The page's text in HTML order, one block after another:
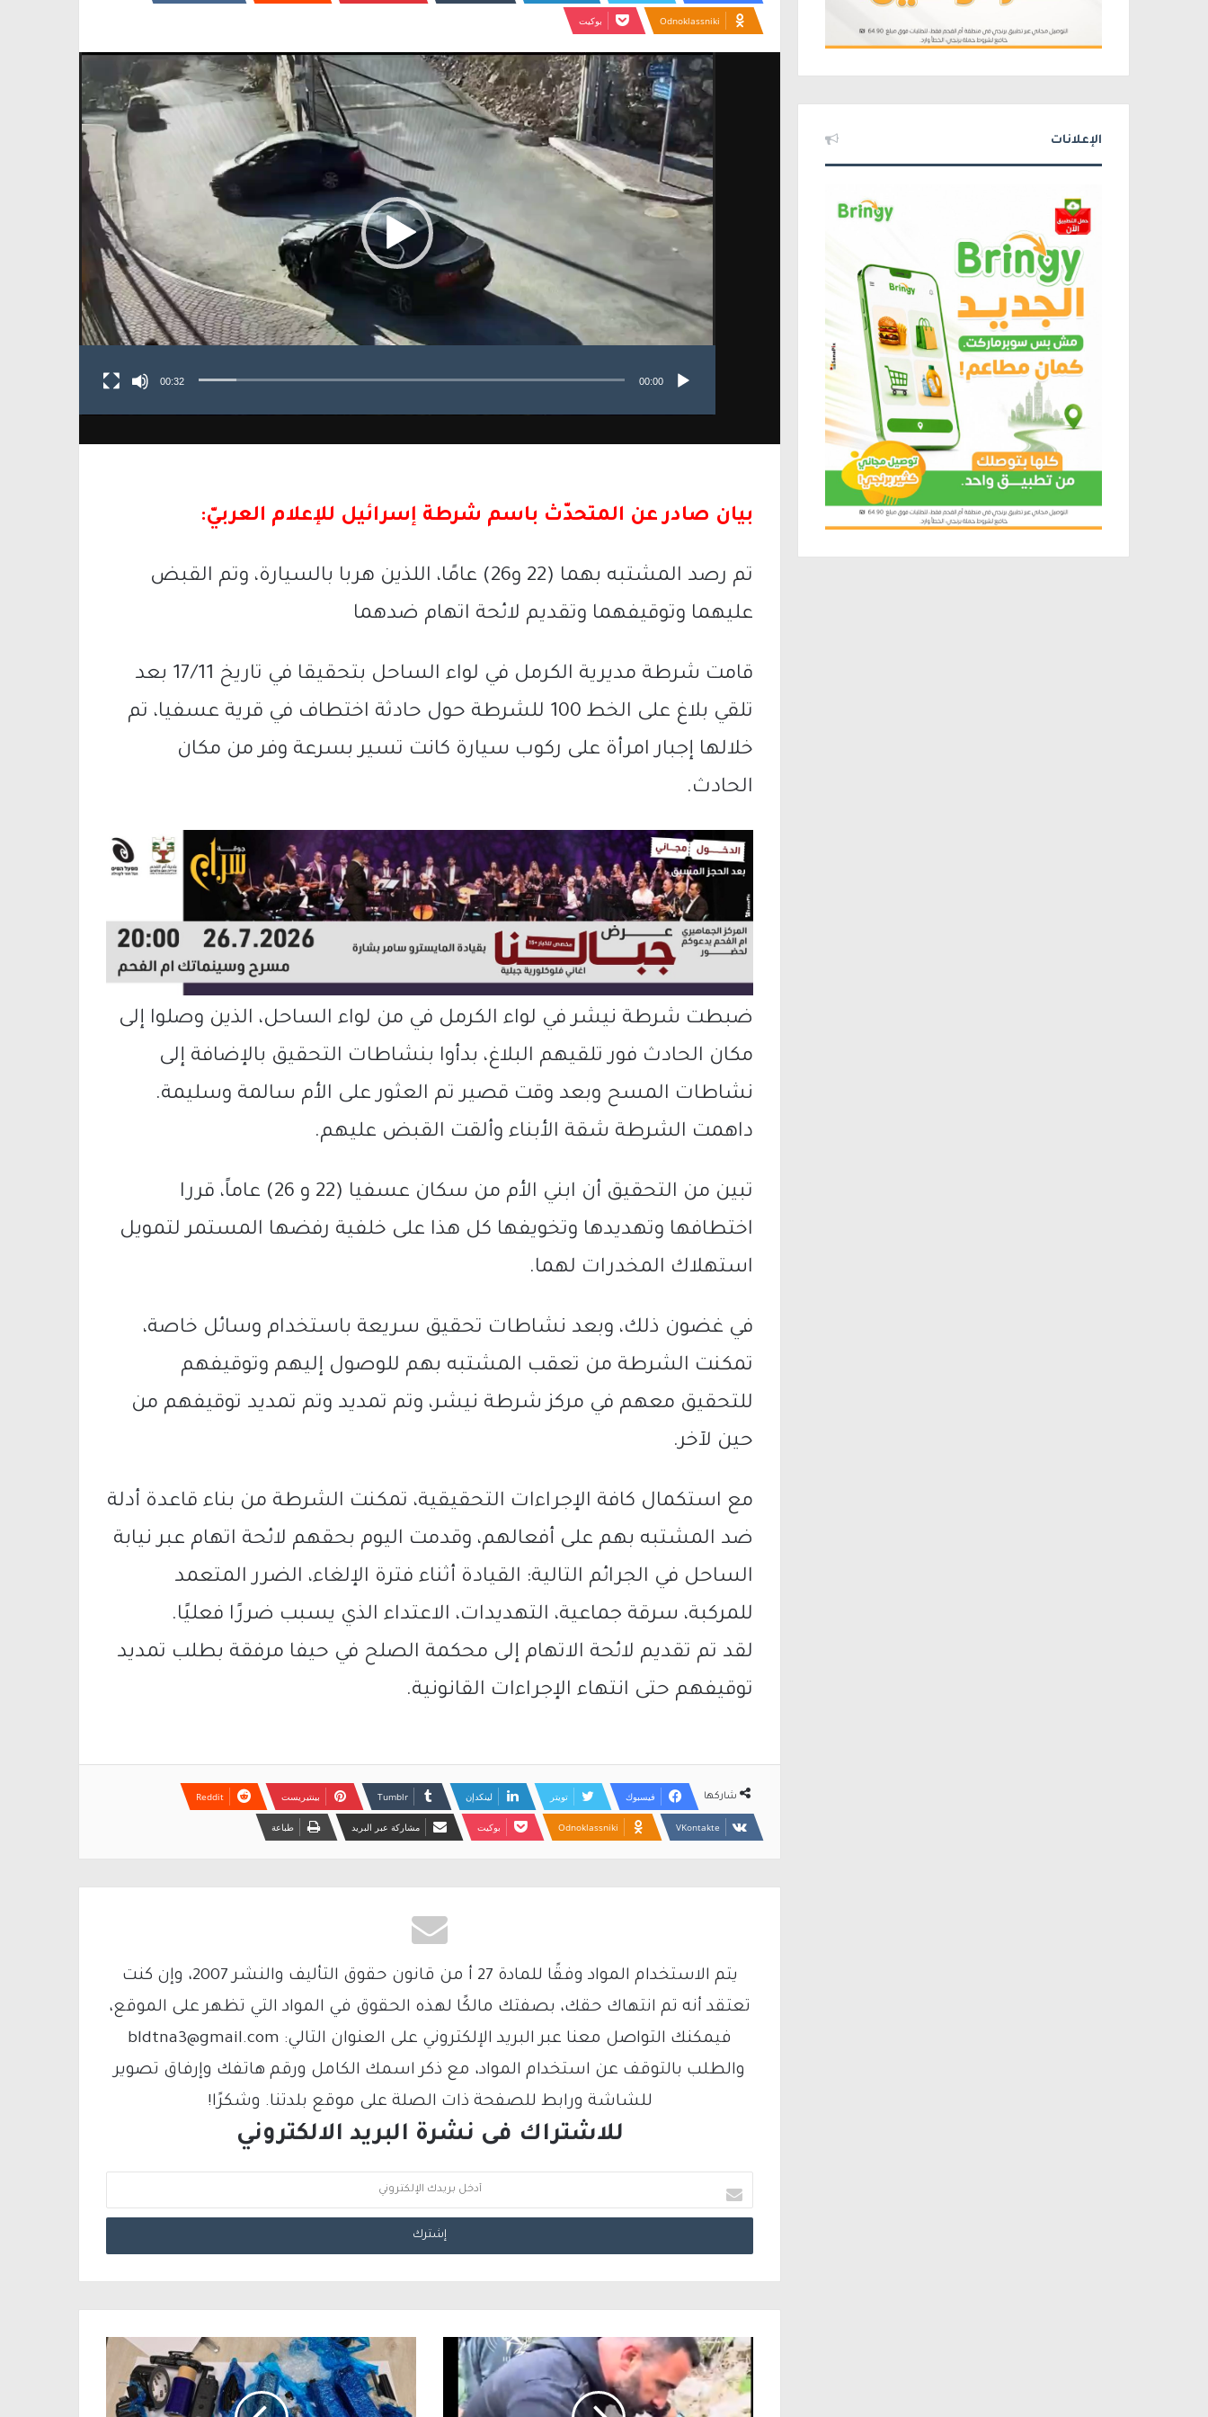
Odnoklassniki بوكيت
مشغل
الفيديو
00:00
00:32
بيان صادر عن المتحدّث باسم شرطة إسرائيل للإعلام العربيّ:
تم رصد المشتبه بهما (22 و26) عامًا، اللذين هربا بالسيارة، وتم القبض
عليهما وتوقيفهما وتقديم لائحة اتهام ضدهما
قامت شرطة مديرية الكرمل في لواء الساحل بتحقيقا في تاريخ 17/11 بعد
تلقي بلاغ على الخط 100 للشرطة حول حادثة اختطاف في قرية عسفيا، تم
خلالها إجبار امرأة على ركوب سيارة كانت تسير بسرعة وفر من مكان
الحادث.
ضبطت شرطة نيشر في لواء الكرمل في من لواء الساحل، الذين وصلوا إلى
مكان الحادث فور تلقيهم البلاغ، بدأوا بنشاطات التحقيق بالإضافة إلى
نشاطات المسح وبعد وقت قصير تم العثور على الأم سالمة وسليمة.
داهمت الشرطة شقة الأبناء وألقت القبض عليهم.
تبين من التحقيق أن ابني الأم من سكان عسفيا (22 و 26) عاماً، قررا
اختطافها وتهديدها وتخويفها كل هذا على خلفية رفضها المستمر لتمويل
استهلاك المخدرات لهما.
في غضون ذلك، وبعد نشاطات تحقيق سريعة باستخدام وسائل خاصة،
تمكنت الشرطة من تعقب المشتبه بهم للوصول إليهم وتوقيفهم
للتحقيق معهم في مركز شرطة نيشر، وتم تمديد وتم تمديد توقيفهم من
حين لآخر.
مع استكمال كافة الإجراءات التحقيقية، تمكنت الشرطة من بناء قاعدة أدلة
ضد المشتبه بهم على أفعالهم، وقدمت اليوم بحقهم لائحة اتهام عبر نيابة
الساحل في الجرائم التالية: القيادة أثناء فترة الإلغاء، الضرر المتعمد
للمركبة، سرقة جماعية، التهديدات، الاعتداء الذي يسبب ضررًا فعليًا.
لقد تم تقديم لائحة الاتهام إلى محكمة الصلح في حيفا مرفقة بطلب تمديد
توقيفهم حتى انتهاء الإجراءات القانونية.
شاركها فيسبوك تويتر لينكدإن بينتيريست
Odnoklassniki بوكيت مشاركة عبر البريد طباعة
يتم الاستخدام المواد وفقًا للمادة 27 أ من قانون حقوق التأليف والنشر 2007، وإن كنت
تعتقد أنه تم انتهاك حقك، بصفتك مالكًا لهذه الحقوق في المواد التي تظهر على الموقع،
فيمكنك التواصل معنا عبر البريد الإلكتروني على العنوان التالي: bldtna3@gmail.com
والطلب بالتوقف عن استخدام المواد، مع ذكر اسمك الكامل ورقم هاتفك وإرفاق تصوير
للشاشة ورابط للصفحة ذات الصلة على موقع بلدتنا. وشكرًا!
للاشتراك فى نشرة البريد الالكتروني
د
خ
ل
ب
ر
ي
د
الإعلانات